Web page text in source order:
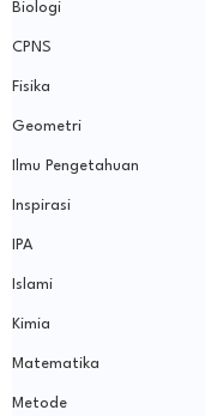
Biologi
CPNS
Fisika
Geometri
Ilmu Pengetahuan
Inspirasi
IPA
Islami
Kimia
Matematika
Metode